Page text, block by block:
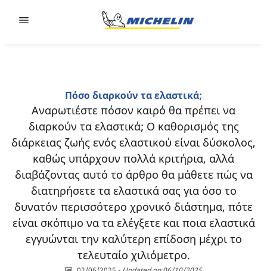
Πόσο διαρκούν τα ελαστικά;
Αναρωτιέστε πόσον καιρό θα πρέπει να
διαρκούν τα ελαστικά; Ο καθορισμός της
διάρκειας ζωής ενός ελαστικού είναι δύσκολος,
καθώς υπάρχουν πολλά κριτήρια, αλλά
διαβάζοντας αυτό το άρθρο θα μάθετε πώς να
διατηρήσετε τα ελαστικά σας για όσο το
δυνατόν περισσότερο χρονικό διάστημα, πότε
είναι σκόπιμο να τα ελέγξετε και ποια ελαστικά
εγγυώνται την καλύτερη επίδοση μέχρι το
τελευταίο χιλιόμετρο.